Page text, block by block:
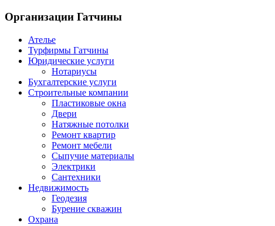
Организации Гатчины
Ателье
Турфирмы Гатчины
Юридические услуги
Нотариусы
Бухгалтерские услуги
Строительные компании
Пластиковые окна
Двери
Натяжные потолки
Ремонт квартир
Ремонт мебели
Сыпучие материалы
Электрики
Сантехники
Недвижимость
Геодезия
Бурение скважин
Охрана